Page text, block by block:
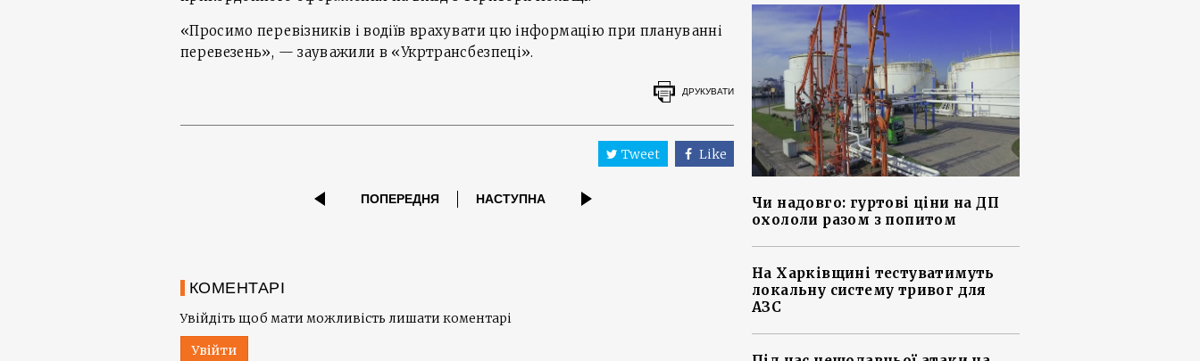
«Просимо перевізників і водіїв врахувати цю інформацію при плануванні
перевезень», — зауважили в «Укртрансбезпеці».
ДРУКУВАТИ
Tweet Like
ПОПЕРЕДНЯ НАСТУПНА
КОМЕНТАРІ
Увійдіть щоб мати можливість лишати коментарі
Увійти
Чи надовго: гуртові ціни на ДП
охололи разом з попитом
На Харківщині тестуватимуть
локальну систему тривог для
АЗС